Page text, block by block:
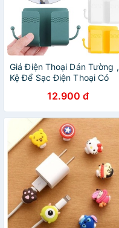
Giá Điện Thoại Dán Tường ,
Kệ Để Sạc Điện Thoại Có
Cấp Tiện Dụng
12.900 đ